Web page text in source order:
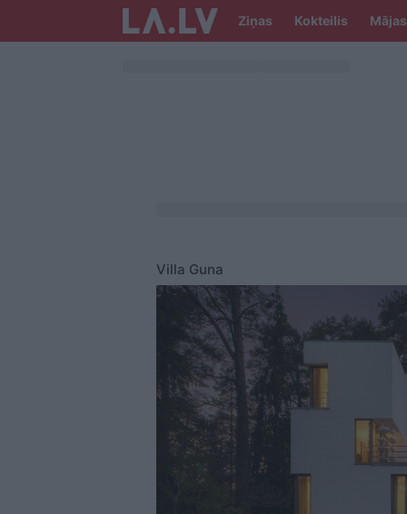
Ziņas Kokteilis Mājas
Villa Guna